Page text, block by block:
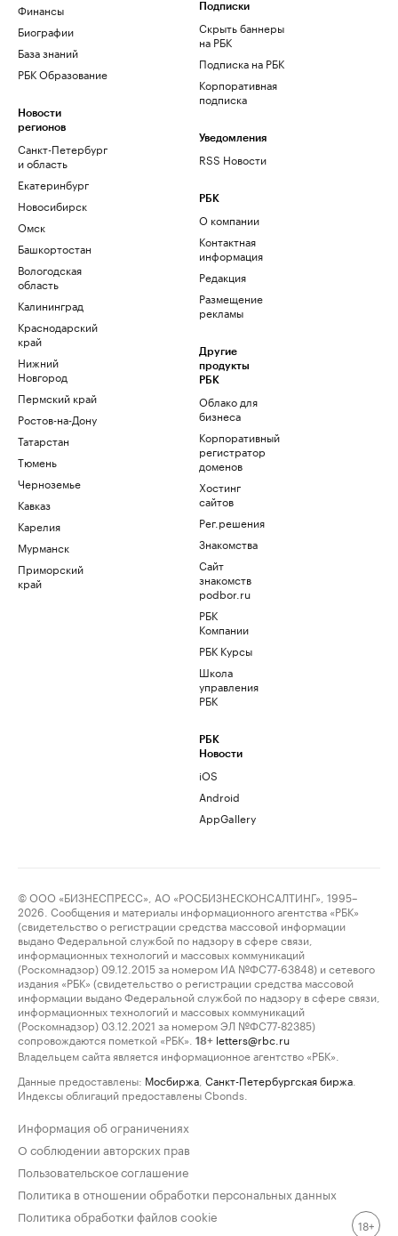
Финансы
Биографии
База знаний
РБК Образование
Новости
регионов
Санкт-Петербург
и область
Екатеринбург
Новосибирск
Омск
Башкортостан
Вологодская
область
Калининград
Краснодарский
край
Нижний
Новгород
Пермский край
Ростов-на-Дону
Татарстан
Тюмень
Черноземье
Кавказ
Карелия
Мурманск
Приморский
край
Подписки
Скрыть баннеры
на РБК
Подписка на РБК
Корпоративная
подписка
Уведомления
RSS Новости
РБК
О компании
Контактная
информация
Редакция
Размещение
рекламы
Другие
продукты
РБК
Облако для
бизнеса
Корпоративный
регистратор
доменов
Хостинг
сайтов
Рег.решения
Знакомства
Сайт
знакомств
podbor.ru
РБК
Компании
РБК Курсы
Школа
управления
РБК
РБК
Новости
iOS
Android
AppGallery
© ООО «БИЗНЕСПРЕСС», АО «РОСБИЗНЕСКОНСАЛТИНГ», 1995–
2026. Сообщения и материалы информационного агентства «РБК»
(свидетельство о регистрации средства массовой информации
выдано Федеральной службой по надзору в сфере связи,
информационных технологий и массовых коммуникаций
(Роскомнадзор) 09.12.2015 за номером ИА №ФС77-63848) и сетевого
издания «РБК» (свидетельство о регистрации средства массовой
информации выдано Федеральной службой по надзору в сфере связи,
информационных технологий и массовых коммуникаций
(Роскомнадзор) 03.12.2021 за номером ЭЛ №ФС77-82385)
сопровождаются пометкой «РБК».
18+ letters@rbc.ru
Владельцем сайта является информационное агентство «РБК».
Данные предоставлены: Мосбиржа Санкт-Петербургская биржа
Индексы облигаций предоставлены Cbonds.
Информация об ограничениях
О соблюдении авторских прав
Пользовательское соглашение
Политика в отношении обработки персональных данных
Политика обработки файлов cookie
18+